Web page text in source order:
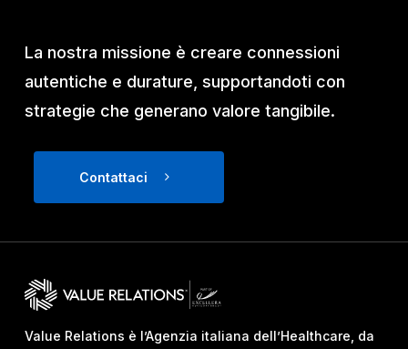
La nostra missione è creare connessioni
autentiche e durature, supportandoti con
strategie che generano valore tangibile.
Contattaci
Value Relations è l’Agenzia italiana dell’Healthcare, da